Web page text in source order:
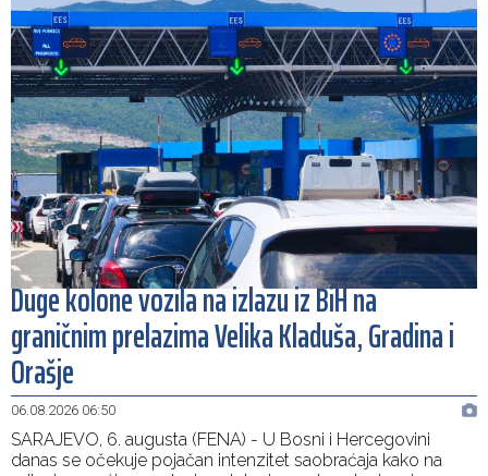
Duge kolone vozila na izlazu iz BiH na
graničnim prelazima Velika Kladuša, Gradina i
Orašje
06.08.2026 06:50
SARAJEVO, 6. augusta (FENA) - U Bosni i Hercegovini
danas se očekuje pojačan intenzitet saobraćaja kako na